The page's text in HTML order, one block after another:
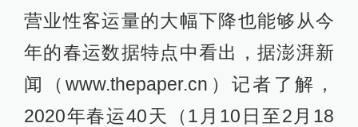
营业性客运量的大幅下降也能够从今
年的春运数据特点中看出，据澎湃新
闻（www.thepaper.cn）记者了解，
2020年春运40天（1月10日至2月18